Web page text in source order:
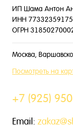
ИП Шама Антон
ИНН
ОГРН
Москва,
Посмотреть на
+7 (925)
Email: